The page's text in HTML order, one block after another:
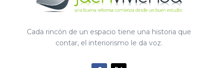
Cada rincón de un espacio tiene una historia que
contar, el interiorismo le da voz.